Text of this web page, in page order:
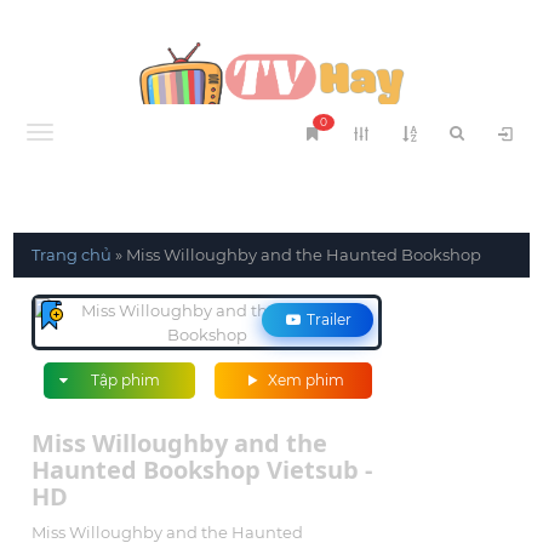
Menu
0
Trang chủ » Miss Willoughby and the Haunted Bookshop
Trailer
Xem phim
Tập phim
Miss Willoughby and the
Haunted Bookshop Vietsub -
HD
Miss Willoughby and the Haunted